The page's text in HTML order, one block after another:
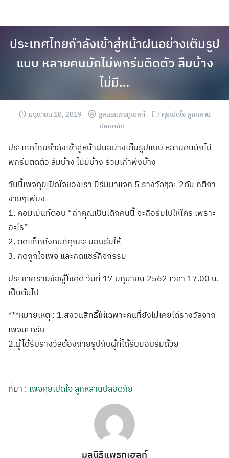
ประเทศไทยกำลังเข้าสู่หน้าฝนอย่างเต็มรูป
แบบ หลายคนมักไม่พกร่มติดตัว ลืมบ้าง
ไม่มี…
มิถุนายน 10, 2019 มูลนิธิแพธทูเฮลท์
คุยเปิดใจ ลูกหลาน
ปลอดภัย
ประเทศไทยกำลังเข้าสู่หน้าฝนอย่างเต็มรูปแบบ หลายคนมักไม่
พกร่มติดตัว ลืมบ้าง ไม่มีบ้าง ร่วมเก่าพังบ้าง
วันนี้เพจคุยเปิดใจของเรา มีร่มมาแจก 5 รางวัลๆละ 2คัน กติกา
ง่ายๆเพียง
1. คอมเม้นท์ตอบ “ถ้าคุณเป็นเด็กคนนี้ จะถือร่มไปให้ใคร เพราะ
อะไร”
2. ติดแท็กถึงคนที่คุณจะมอบร่มให้
3. กดถูกใจเพจ และกดแชร์กิจกรรม
ประกาศรายชื่อผู้โชคดี วันที่ 17 มิถุนายน 2562 เวลา 17.00 น.
เป็นต้นไป
***หมายเหตุ : 1.สงวนสิทธิ์ให้เฉพาะคนที่ยังไม่เคยได้รางวัลจาก
เพจนะครับ
2.ผู้ได้รับรางวัลต้องถ่ายรูปกับผู้ที่ได้รับมอบร่มด้วย
ที่มา : เพจคุยเปิดใจ ลูกหลานปลอดภัย
มูลนิธิแพธทูเฮลท์